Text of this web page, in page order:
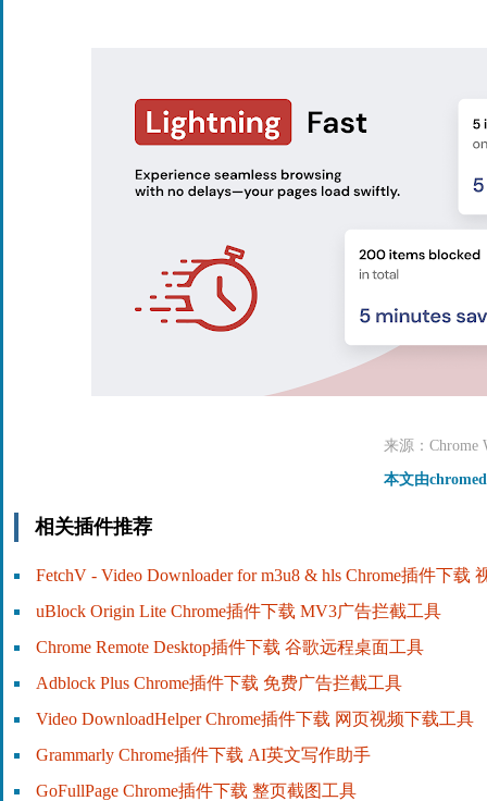
来源：Chrome
本文由
相关插件推荐
FetchV - Video Downloader for m3u8 & hls Chrome插件下载
uBlock Origin Lite Chrome插件下载 MV3广告拦截工具
Chrome Remote Desktop插件下载 谷歌远程桌面工具
Adblock Plus Chrome插件下载 免费广告拦截工具
Video DownloadHelper Chrome插件下载 网页视频下载工具
Grammarly Chrome插件下载 AI英文写作助手
GoFullPage Chrome插件下载 整页截图工具